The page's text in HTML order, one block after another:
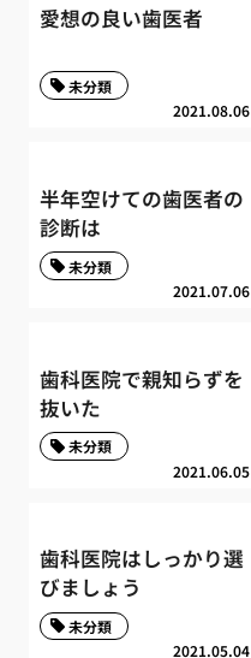
愛想の良い歯医者
2021.08.06
未分類
半年空けての歯医者の
診断は
2021.07.06
未分類
歯科医院で親知らずを
抜いた
2021.06.05
未分類
歯科医院はしっかり選
びましょう
2021.05.04
未分類